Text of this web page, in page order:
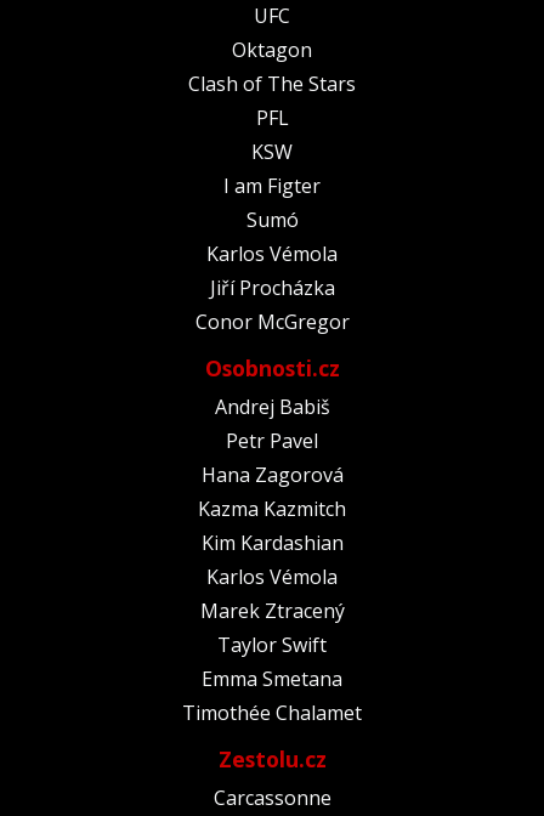
UFC
Oktagon
Clash of The Stars
PFL
KSW
I am Figter
Sumó
Karlos Vémola
Jiří Procházka
Conor McGregor
Osobnosti.cz
Andrej Babiš
Petr Pavel
Hana Zagorová
Kazma Kazmitch
Kim Kardashian
Karlos Vémola
Marek Ztracený
Taylor Swift
Emma Smetana
Timothée Chalamet
Zestolu.cz
Carcassonne